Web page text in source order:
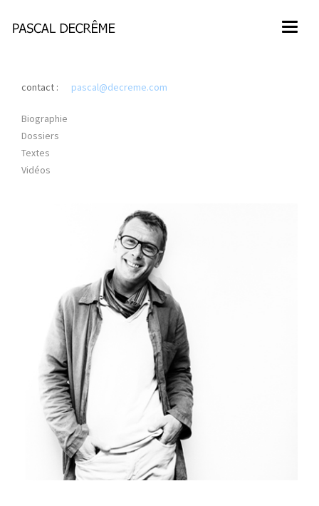
Toggle
contact : pascal@decreme.com
Biographie
Dossiers
Textes
Vidéos